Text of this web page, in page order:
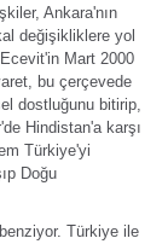
Ankara'nın
değişikliklere yol
Mart 2000
bu çerçevede
dostluğunu bitirip,
Hindistan'a karşı
Türkiye'yi
Doğu
Türkiye ile